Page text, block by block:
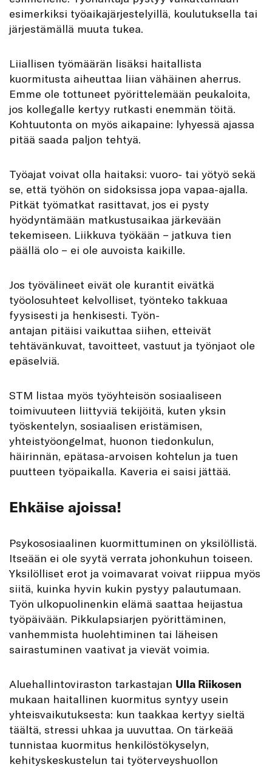
esimerkiksi työaikajärjestelyillä, koulutuksella tai
järjestämällä muuta tukea.
Liiallisen työmäärän lisäksi haitallista
kuormitusta aiheuttaa liian vähäinen aherrus.
Emme ole tottuneet pyörittelemään peukaloita,
jos kollegalle kertyy rutkasti enemmän töitä.
Kohtuutonta on myös aikapaine: lyhyessä ajassa
pitää saada paljon tehtyä.
Työajat voivat olla haitaksi: vuoro- tai yötyö sekä
se, että työhön on sidoksissa jopa vapaa-ajalla.
Pitkät työmatkat rasittavat, jos ei pysty
hyödyntämään matkustusaikaa järkevään
tekemiseen. Liikkuva työkään − jatkuva tien
päällä olo − ei ole auvoista kaikille.
Jos työvälineet eivät ole kurantit eivätkä
työolosuhteet kelvolliset, työnteko takkuaa
fyysisesti ja henkisesti. Työn-
antajan pitäisi vaikuttaa siihen, etteivät
tehtävänkuvat, tavoitteet, vastuut ja työnjaot ole
epäselviä.
STM listaa myös työyhteisön sosiaaliseen
toimivuuteen liittyviä tekijöitä, kuten yksin
työskentelyn, sosiaalisen eristämisen,
yhteistyöongelmat, huonon tiedonkulun,
häirinnän, epätasa-arvoisen kohtelun ja tuen
puutteen työpaikalla. Kaveria ei saisi jättää.
Ehkäise ajoissa!
Psykososiaalinen kuormittuminen on yksilöllistä.
Itseään ei ole syytä verrata johonkuhun toiseen.
Yksilölliset erot ja voimavarat voivat riippua myös
siitä, kuinka hyvin kukin pystyy palautumaan.
Työn ulkopuolinenkin elämä saattaa heijastua
työpäivään. Pikkulapsiarjen pyörittäminen,
vanhemmista huolehtiminen tai läheisen
sairastuminen vaativat ja vievät voimia.
Aluehallintoviraston tarkastajan Ulla Riikosen
mukaan haitallinen kuormitus syntyy usein
yhteisvaikutuksesta: kun taakkaa kertyy sieltä
täältä, stressi uhkaa ja uuvuttaa. On tärkeää
tunnistaa kuormitus henkilöstökyselyn,
kehityskeskustelun tai työterveyshuollon